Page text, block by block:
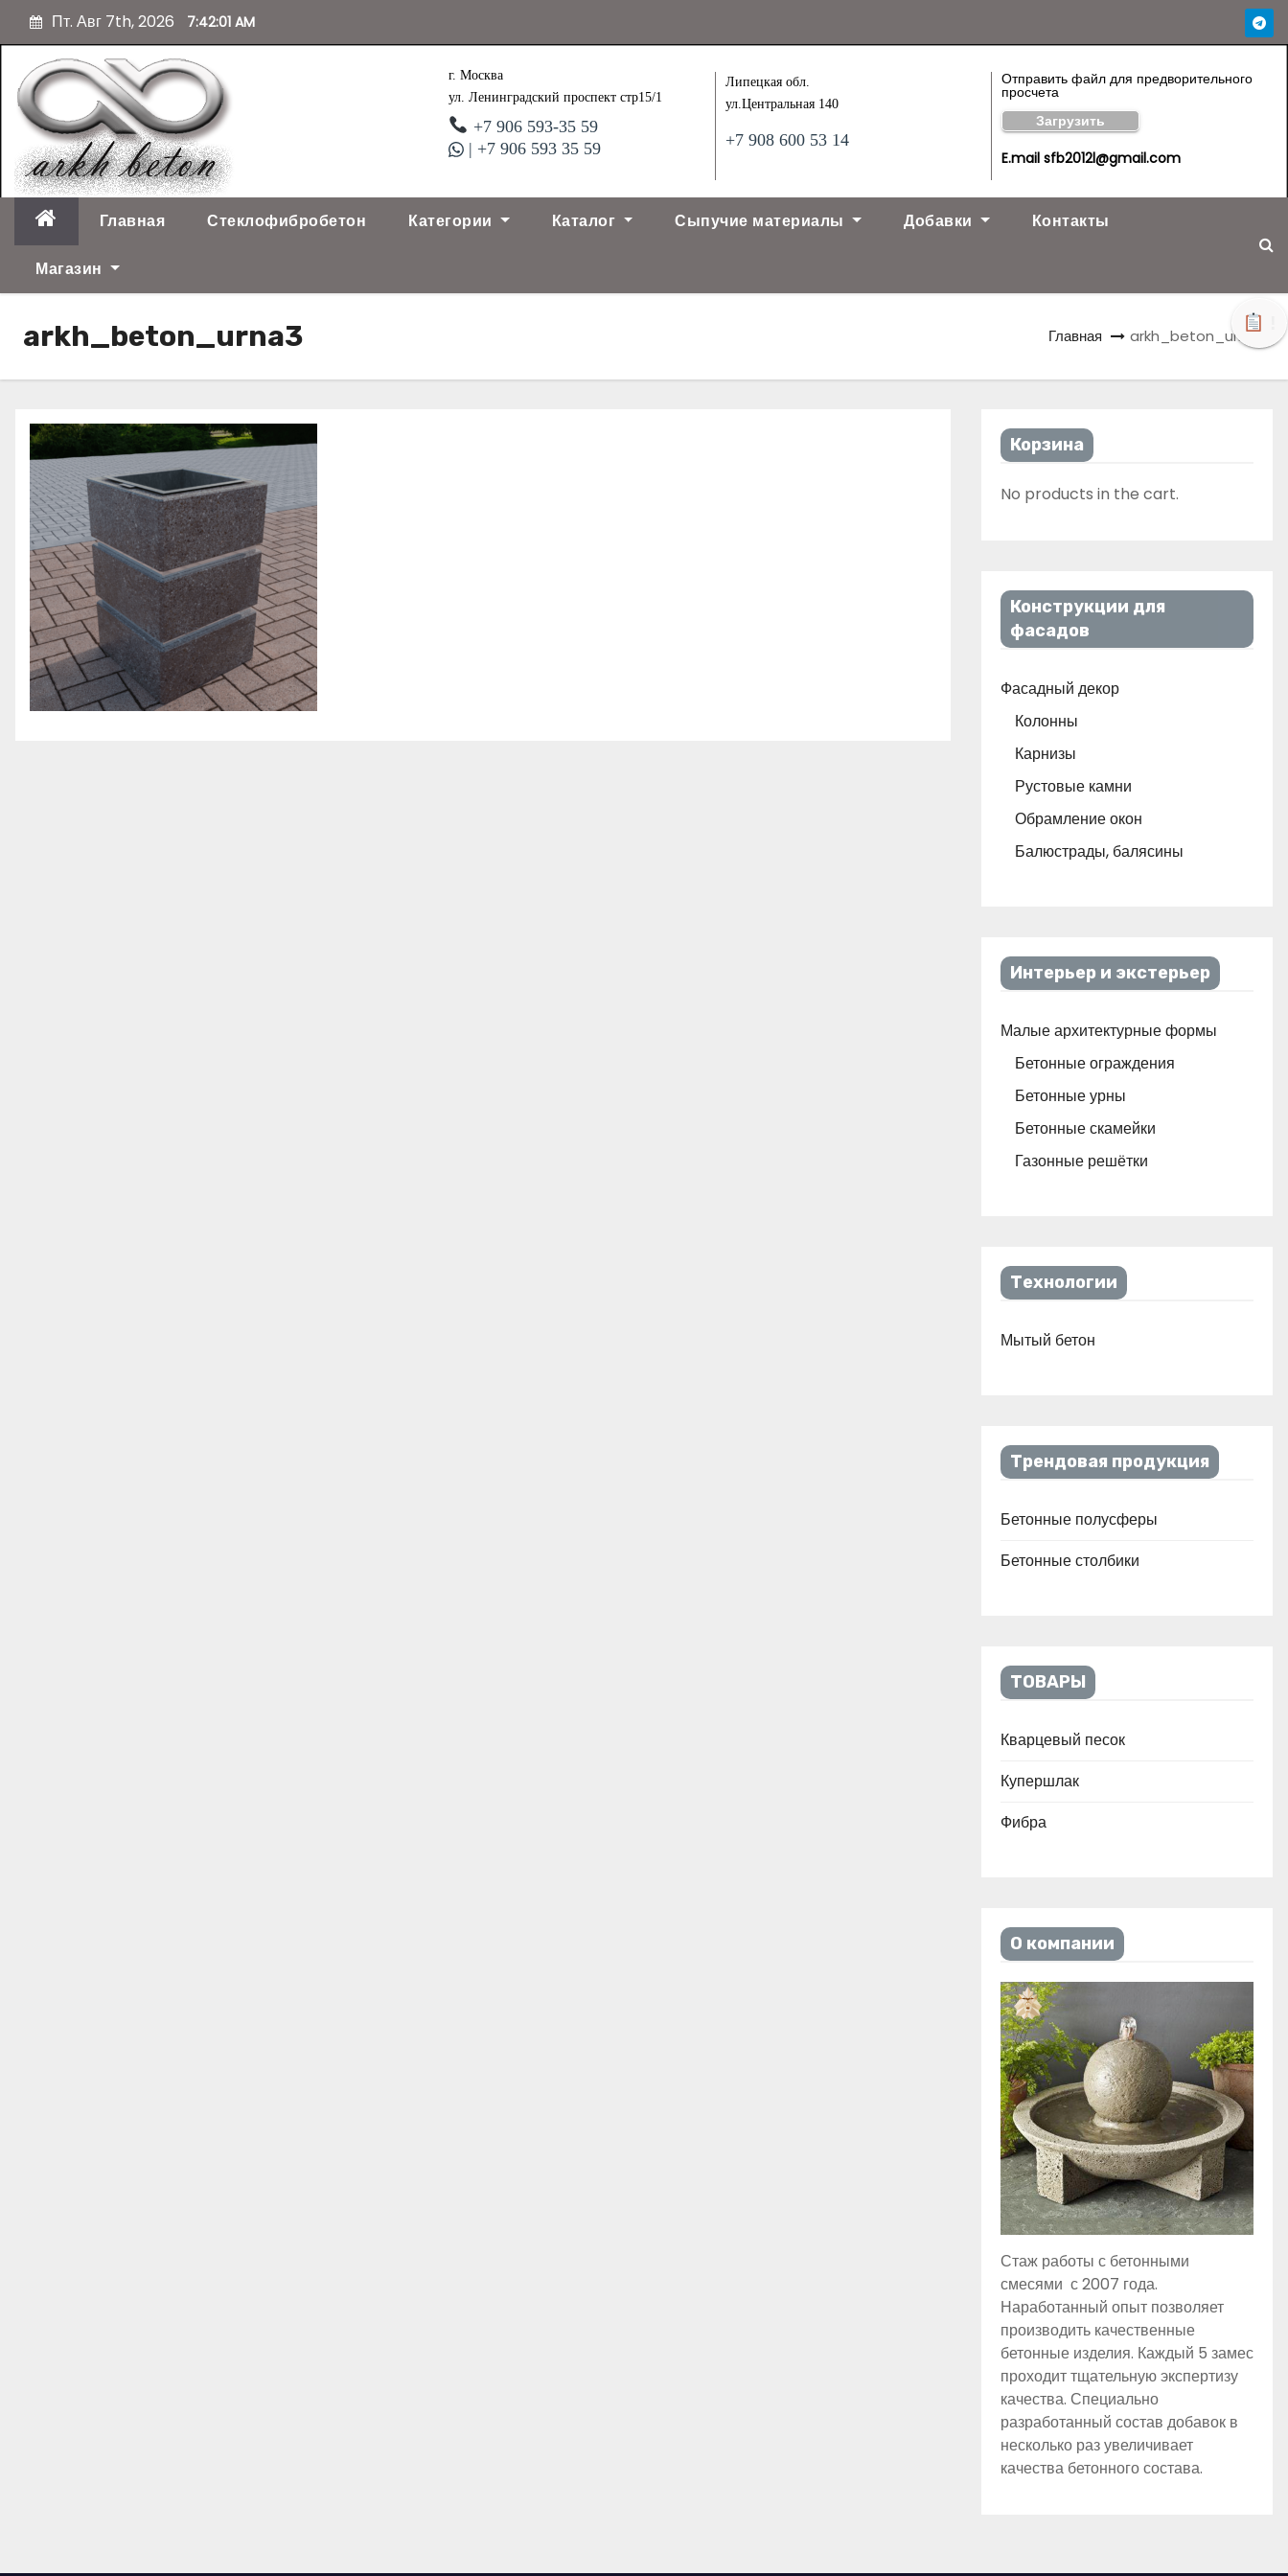
с
о
Пт. Авг 7th, 2026 7:42:02 AM
г. Москва
ул. Ленинградский проспект стр15/1
+7 906 593-35 59
| +7 906 593 35 59
Липецкая обл.
ул.Центральная 140
+7 908 600 53 14
Отправить файл для предворительного
просчета
Загрузить
E.mail sfb2012l@gmail.com
Главная Стеклофибробетон Категории Каталог Сыпучие материалы Добавки Контакты
Магазин
arkh_beton_urna3 Главная arkh_beton_urna3
Корзина
No products in the cart.
Конструкции для
фасадов
Фасадный декор
Колонны
Карнизы
Рустовые камни
Обрамление окон
Балюстрады, балясины
Интерьер и экстерьер
Малые архитектурные формы
Бетонные ограждения
Бетонные урны
Бетонные скамейки
Газонные решётки
Технологии
Мытый бетон
Трендовая продукция
Бетонные полусферы
Бетонные столбики
ТОВАРЫ
Кварцевый песок
Купершлак
Фибра
О компании
Стаж работы с бетонными
смесями с 2007 года.
Наработанный опыт позволяет
производить качественные
бетонные изделия. Каждый 5 замес
проходит тщательную экспертизу
качества. Специально
разработанный состав добавок в
несколько раз увеличивает
качества бетонного состава.